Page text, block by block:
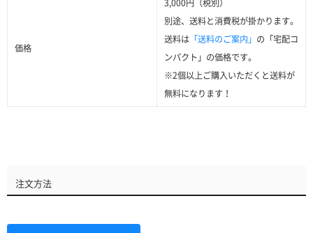
価格
3,000円（税別）
別途、送料と消費税が掛かります。
送料は 「送料のご案内」 の「宅配コ
ンパクト」の価格です。
※2個以上ご購入いただくと送料が
無料になります！
注文方法